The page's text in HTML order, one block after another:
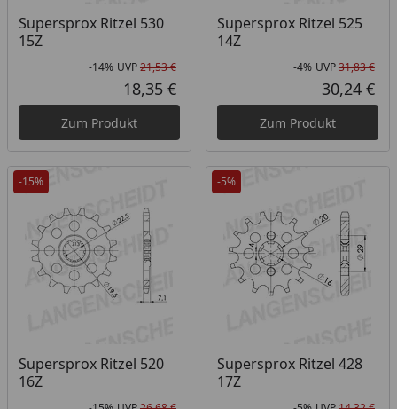
Supersprox Ritzel 530
15Z
Rabatt in Prozent
-14%
Ursprünglicher Preis
UVP21,53 €
Aktueller Preis
18,35 €
Zum Produkt
Supersprox Ritzel 525
14Z
-4% UVP31,83 €
30,24 €
Zum Produkt
-15%
Supersprox Ritzel 520
16Z
-5%
Supersprox Ritzel 428
17Z